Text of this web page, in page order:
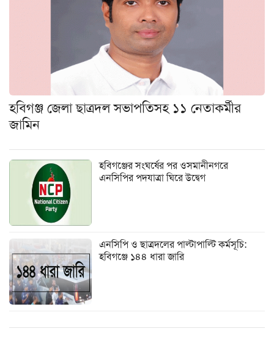
হবিগঞ্জ জেলা ছাত্রদল সভাপতিসহ ১১ নেতাকর্মীর
জামিন
হবিগঞ্জের সংঘর্ষের পর ওসমানীনগরে
এনসিপির পদযাত্রা ঘিরে উদ্বেগ
এনসিপি ও ছাত্রদলের পাল্টাপাল্টি কর্মসূচি:
হবিগঞ্জে ১৪৪ ধারা জারি